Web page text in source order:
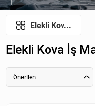
Elekli Kov...
Elekli Kova İş
Önerilen